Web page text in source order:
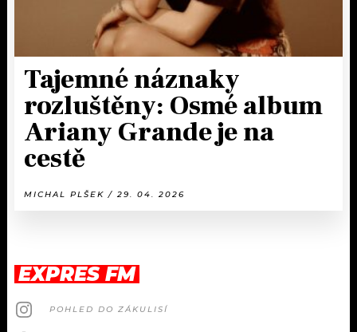
Tajemné náznaky
rozluštěny: Osmé album
Ariany Grande je na
cestě
MICHAL PLŠEK / 29. 04. 2026
EXPRES FM
POHLED DO ZÁKULISÍ